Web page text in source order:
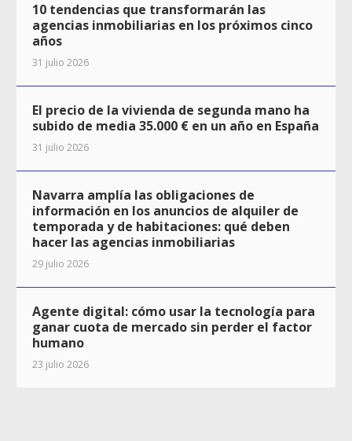
10 tendencias que transformarán las
agencias inmobiliarias en los próximos cinco
años
31 julio 2026
El precio de la vivienda de segunda mano ha
subido de media 35.000 € en un año en España
31 julio 2026
Navarra amplía las obligaciones de
información en los anuncios de alquiler de
temporada y de habitaciones: qué deben
hacer las agencias inmobiliarias
29 julio 2026
Agente digital: cómo usar la tecnología para
ganar cuota de mercado sin perder el factor
humano
23 julio 2026